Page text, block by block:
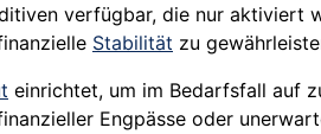
verfügbar, die nur aktiviert
Stabilität zu
einrichtet, um im Bedarfsfall auf
Engpässe oder